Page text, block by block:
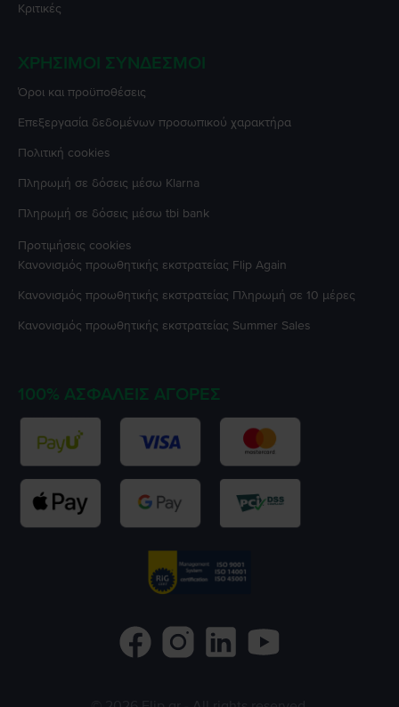
Κριτικές
ΧΡΉΣΙΜΟΙ ΣΎΝΔΕΣΜΟΙ
Όροι και προϋποθέσεις
Επεξεργασία δεδομένων προσωπικού χαρακτήρα
Πολιτική cookies
Πληρωμή σε δόσεις μέσω Klarna
Πληρωμή σε δόσεις μέσω tbi bank
Προτιμήσεις cookies
Κανονισμός προωθητικής εκστρατείας Flip Again
Κανονισμός προωθητικής εκστρατείας Πληρωμή σε 10 μέρες
Κανονισμός προωθητικής εκστρατείας Summer Sales
100% ΑΣΦΑΛΕΊΣ ΑΓΟΡΈΣ